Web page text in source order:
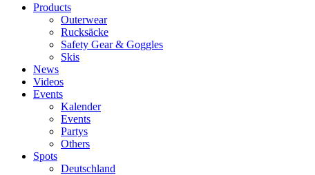
Products
Outerwear
Rucksäcke
Safety Gear & Goggles
Skis
News
Videos
Events
Kalender
Events
Partys
Others
Spots
Deutschland